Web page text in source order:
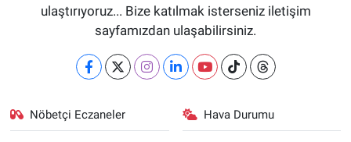
ulaştırıyoruz... Bize katılmak isterseniz iletişim
sayfamızdan ulaşabilirsiniz.
Nöbetçi Eczaneler Hava Durumu